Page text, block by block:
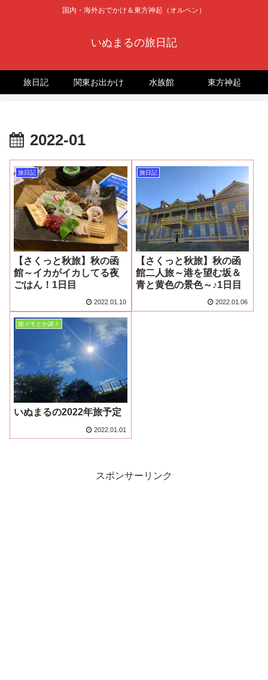
国内・海外おでかけ＆東方神起（オルペン）
いぬまるの旅日記
旅日記 関東お出かけ 水族館 東方神起
2022-01
旅日記
【さくっと秋旅】秋の函
館～イカがイカしてる夜
ごはん！1日目
2022.01.10
旅日記
【さくっと秋旅】秋の函
館二人旅～港を望む坂＆
青と黄色の景色～♪1日目
2022.01.06
旅メモとか諸々
いぬまるの2022年旅予定
2022.01.01
スポンサーリンク